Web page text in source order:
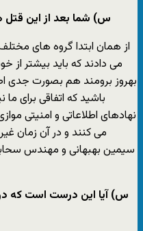
س) شما بعد از این قتل
از همان ابتدا گروه های
می دادند که باید بیشتر از
بهروز برومند هم بصورت جدی
باشید که اتفاقی برای
نهادهای اطلاعاتی و امنیتی
می کنند و در آن زمان
سیمین بهبهانی و مهندس
س) آیا این درست است که